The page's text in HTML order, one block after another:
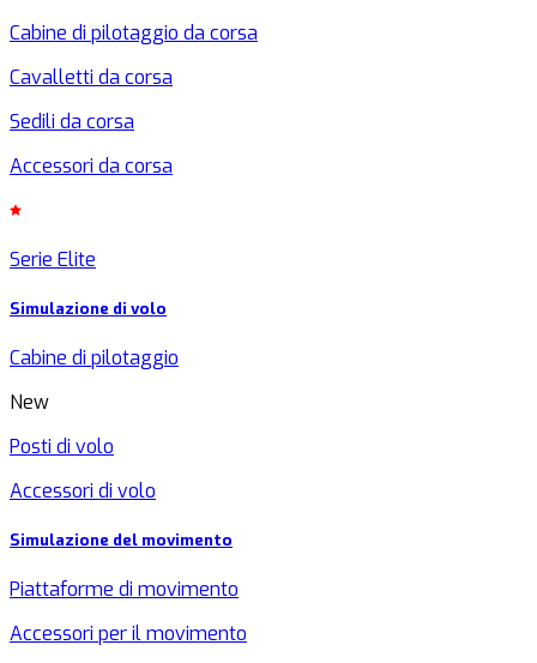
Cabine di pilotaggio da corsa
Cavalletti da corsa
Sedili da corsa
Accessori da corsa
Serie Elite
Simulazione di volo
Cabine di pilotaggio
New
Posti di volo
Accessori di volo
Simulazione del movimento
Piattaforme di movimento
Accessori per il movimento